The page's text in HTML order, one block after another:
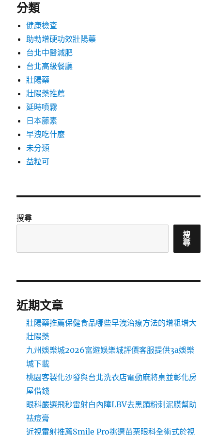
分類
健康檢查
助勃增硬功效壯陽藥
台北中醫減肥
台北高級餐廳
壯陽藥
壯陽藥推薦
延時噴霧
日本藤素
早洩吃什麼
未分類
益粒可
搜尋
搜
尋
近期文章
壯陽藥推薦保健食品哪些早洩治療方法的增粗增大
壯陽藥
九州娛樂城2026富遊娛樂城評價客服提供3a娛樂
城下載
桃園客製化沙發與台北洗衣店電動麻將桌並彰化房
屋借錢
眼科嚴選飛秒雷射白內障LBV去黑頭粉刺泥膜幫助
祛痘膏
近視雷射推薦Smile Pro挑選苗栗眼科全術式於視